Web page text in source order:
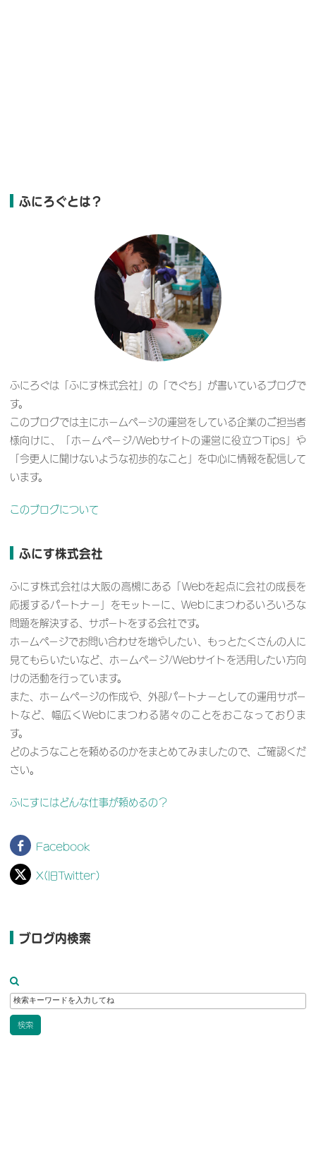
ふにろぐとは？
ふにろぐは「ふにす株式会社」の「でぐち」が書いているブログで
す。
このブログでは主にホームページの運営をしている企業のご担当者
様向けに、「ホームページ/Webサイトの運営に役立つTips」や
「今更人に聞けないような初歩的なこと」を中心に情報を配信して
います。
このブログについて
ふにす株式会社
ふにす株式会社は大阪の高槻にある「Webを起点に会社の成長を
応援するパートナー」をモットーに、Webにまつわるいろいろな
問題を解決する、サポートをする会社です。
ホームページでお問い合わせを増やしたい、もっとたくさんの人に
見てもらいたいなど、ホームページ/Webサイトを活用したい方向
けの活動を行っています。
また、ホームページの作成や、外部パートナーとしての運用サポー
トなど、幅広くWebにまつわる諸々のことをおこなっておりま
す。
どのようなことを頼めるのかをまとめてみましたので、ご確認くだ
さい。
ふにすにはどんな仕事が頼めるの？
Facebook
X(旧Twitter)
ブログ内検索